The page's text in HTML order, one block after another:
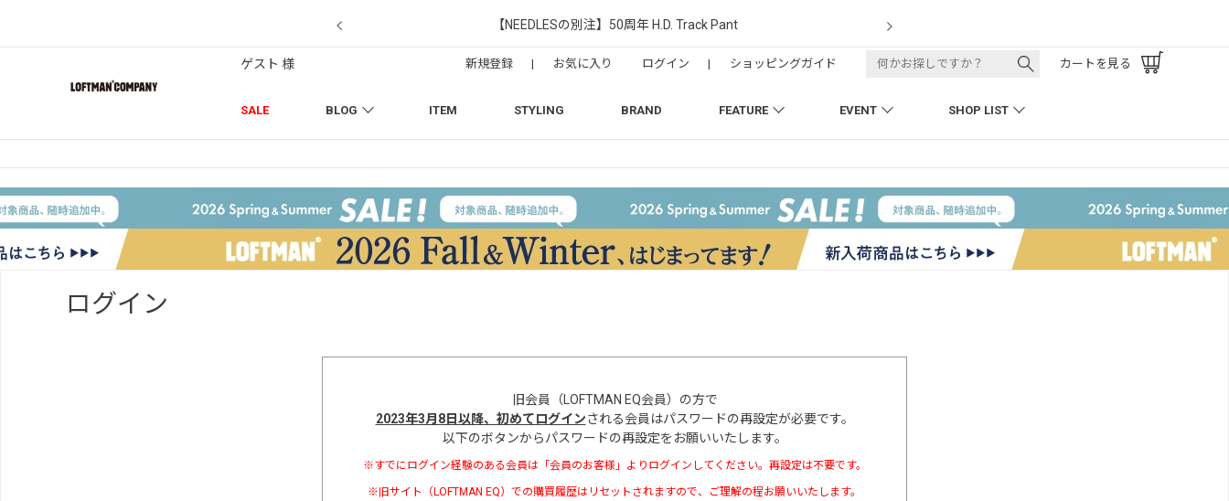
【NEEDLESの別注】50周年 H.D. Track Pant
SALE BLOG ITEM STYLING BRAND FEATURE EVENT SHOP LIST
ゲスト 様 新規登録 | お気に入り ログイン | ショッピングガイド カートを見る
ログイン
旧会員（LOFTMAN EQ会員）の方で
2023年3月8日以降、初めてログインされる会員はパスワードの再設定が必要です。
以下のボタンからパスワードの再設定をお願いいたします。
※すでにログイン経験のある会員は「会員のお客様」よりログインしてください。再設定は不要です。
※旧サイト（LOFTMAN EQ）での購買履歴はリセットされますので、ご理解の程お願いいたします。